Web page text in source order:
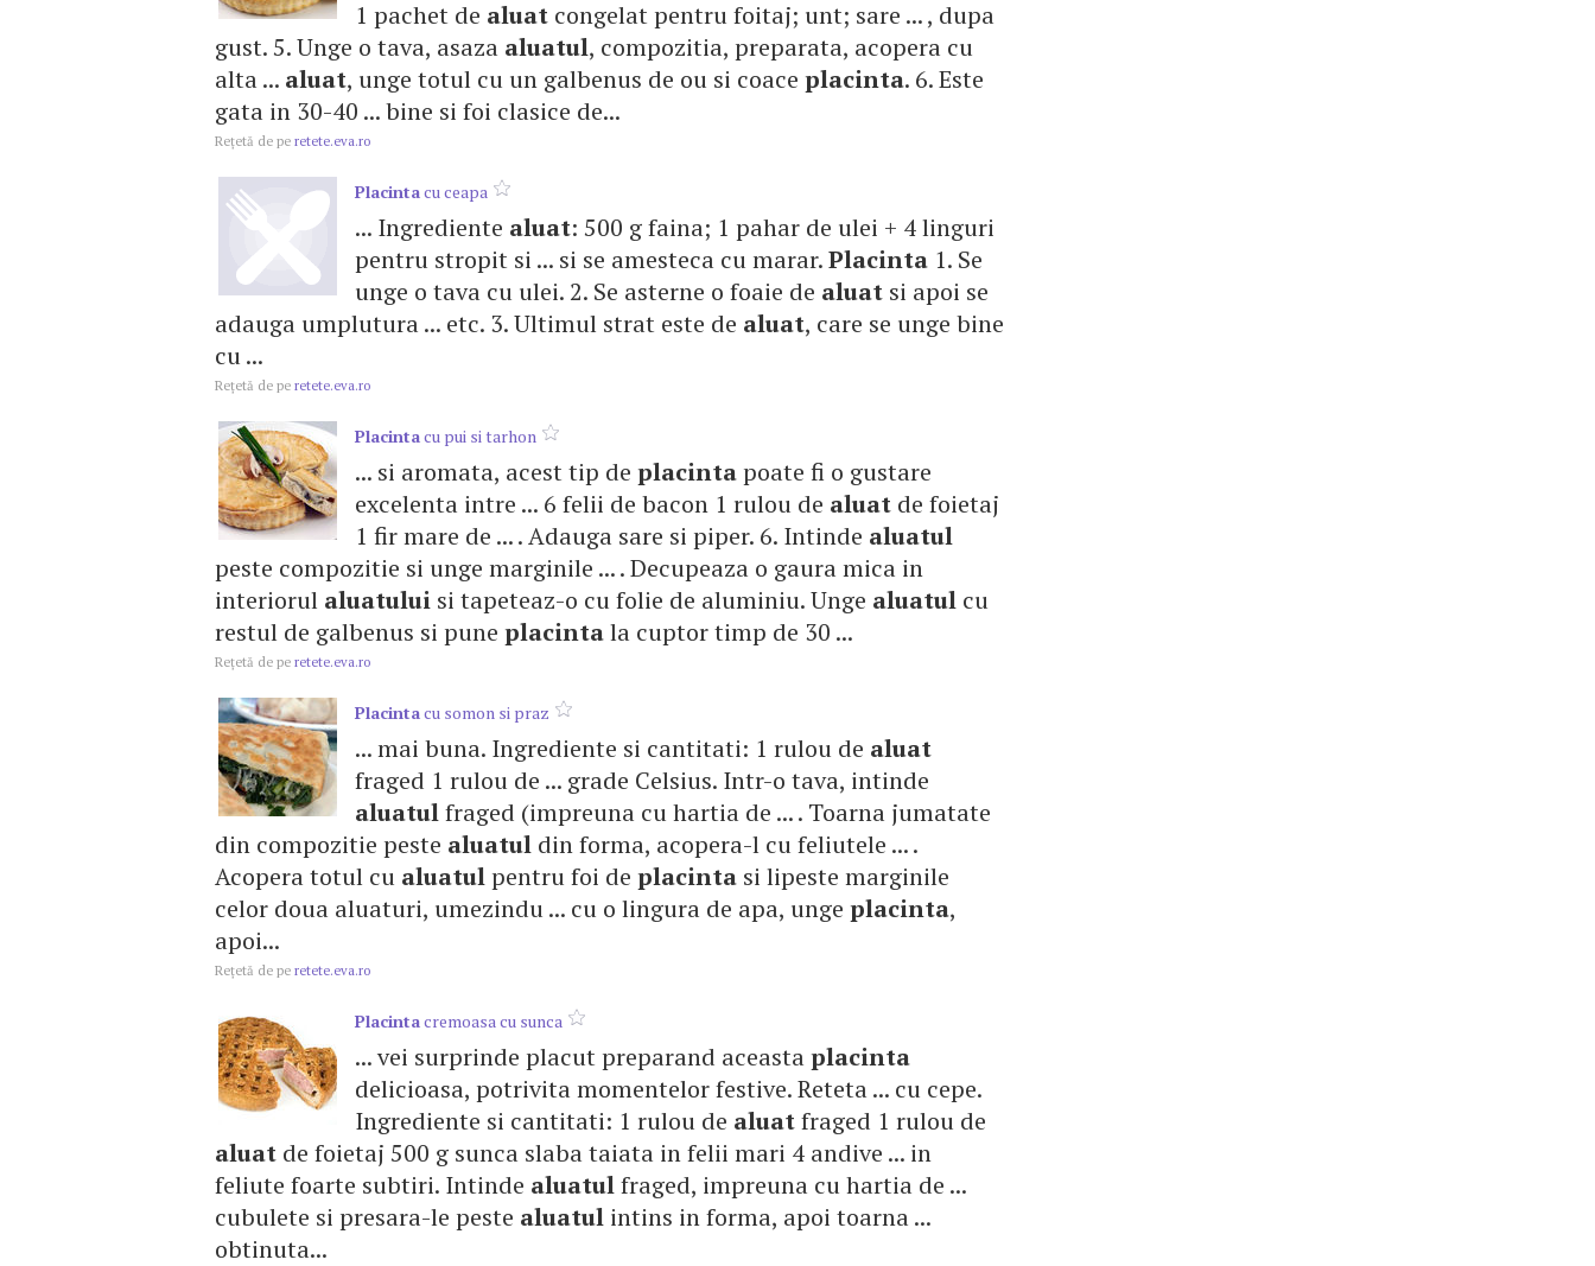
1 pachet de aluat congelat pentru foitaj; unt; sare ... , dupa
gust. 5. Unge o tava, asaza aluatul, compozitia, preparata, acopera cu
alta ... aluat, unge totul cu un galbenus de ou si coace placinta. 6. Este
gata in 30-40 ... bine si foi clasice de...
Reţetă de pe retete.eva.ro
Placintacu ceapa
... Ingrediente aluat: 500 g faina; 1 pahar de ulei + 4 linguri
pentru stropit si ... si se amesteca cu marar.Placinta 1. Se
unge o tava cu ulei. 2. Se asterne o foaie de aluat si apoi se
adauga umplutura ... etc. 3. Ultimul strat este de aluat, care se unge bine
cu ...
Reţetă de pe retete.eva.ro
Placintacu pui si tarhon
... si aromata, acest tip de placintapoate fi o gustare
excelenta intre ... 6 felii de bacon 1 rulou de aluat de foietaj
1 fir mare de ... . Adauga sare si piper. 6. Intinde aluatul
peste compozitie si unge marginile ... . Decupeaza o gaura mica in
interiorul aluatului si tapeteaz-o cu folie de aluminiu. Unge aluatul cu
restul de galbenus si pune placintala cuptor timp de 30 ...
Reţetă de pe retete.eva.ro
Placintacu somon si praz
... mai buna. Ingrediente si cantitati: 1 rulou de aluat
fraged 1 rulou de ... grade Celsius. Intr-o tava, intinde
aluatulfraged (impreuna cu hartia de ... . Toarna jumatate
din compozitie peste aluatul din forma, acopera-l cu feliutele ... .
Acopera totul cu aluatulpentru foi de placinta si lipeste marginile
celor doua aluaturi, umezindu ... cu o lingura de apa, unge placinta,
apoi...
Reţetă de pe retete.eva.ro
Placintacremoasa cu sunca
... vei surprinde placut preparand aceastaplacinta
delicioasa, potrivita momentelor festive. Reteta ... cu cepe.
Ingrediente si cantitati: 1 rulou de aluatfraged 1 rulou de
aluat de foietaj 500 g sunca slaba taiata in felii mari 4 andive ... in
feliute foarte subtiri. Intinde aluatulfraged, impreuna cu hartia de ...
cubulete si presara-le peste aluatul intins in forma, apoi toarna ...
obtinuta...